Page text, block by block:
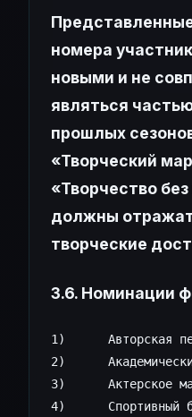
номера
новыми и не
являться
прошлых
«Творческий
«Творчество
должны
творческие
3.6. Номинации
1)	Авторская песня
2)	Академический (классический) вокал
3)	Актерское мастерство
4)	Спортивный бальный танец